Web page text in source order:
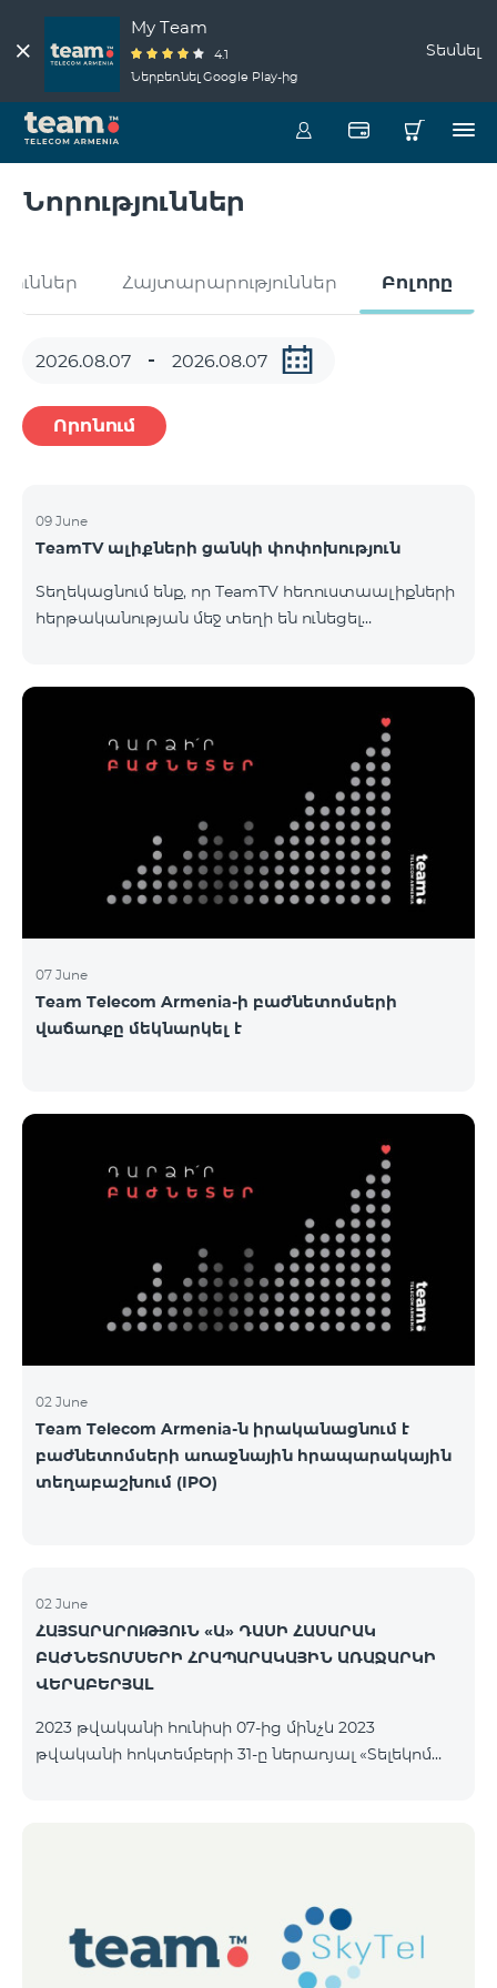
My Team
4.1
Ներբեռնել Google Play-ից
Տեսնել
Նորություններ
Հայտարարություններ Բոլորը
Որոնում
09 June
TeamTV ալիքների ցանկի փոփոխություն
Տեղեկացնում ենք, որ TeamTV հեռուստաալիքների
հերթականության մեջ տեղի են ունեցել
ծանոթանալ այստեղ: «Տեսալսողական մեդիայի
մասին» ՀՀ օրենք
07 June
Team Telecom Armenia-ի բաժնետոմսերի
վաճառքը մեկնարկել է
02 June
Team Telecom Armenia-ն իրականացնում է
բաժնետոմսերի առաջնային հրապարակային
տեղաբաշխում (IPO)
02 June
ՀԱՅՏԱՐԱՐՈՒԹՅՈՒՆ «Ա» ԴԱՍԻ ՀԱՍԱՐԱԿ
ԲԱԺՆԵՏՈՄՍԵՐԻ ՀՐԱՊԱՐԱԿԱՅԻՆ ԱՌԱՋԱՐԿԻ
ՎԵՐԱԲԵՐՅԱԼ
2023 թվականի հունիսի 07-ից մինչև 2023
թվականի հոկտեմբերի 31-ը ներառյալ «Տելեկոմ
«Ա» դասի հասարակ բաժնետոմսեր ՔԱՆԱԿԸ
40,000,000 հատ ՄԵԿ ԲԱԺՆԵՏՈՄՍԻ ԳԻՆԸ 206 ՀՀ
դրամ ՏԵՂԱԲԱՇԽՄԱՆ ԸՆԴՀԱՆՈՒՐ ԾԱՎԱԼԸ